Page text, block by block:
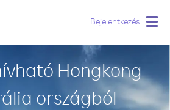
Bejelentkezés
Hongkong
országból